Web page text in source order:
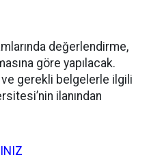
değerlendirme,
göre yapılacak.
ve gerekli belgelerle ilgili
ilanından